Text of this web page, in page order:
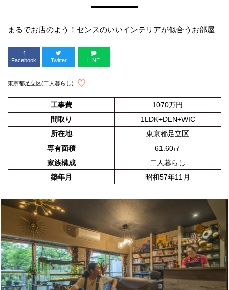
まるでお店のよう！センスのいいインテリアが似合うお部屋
Facebook Twitter LINE
東京都足立区(二人暮らし)
工事費
1070万円
間取り
1LDK+DEN+WIC
所在地
東京都足立区
専有面積
61.60㎡
家族構成
二人暮らし
築年月
昭和57年11月